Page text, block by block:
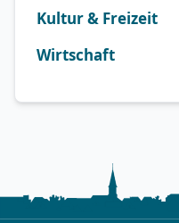
Kultur & Freizeit
Wirtschaft